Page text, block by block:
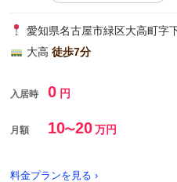
愛知県名古屋市緑区大高町字
大高 徒歩7分
入居時 0円
月額 10〜20万円
料金プランを見る ›